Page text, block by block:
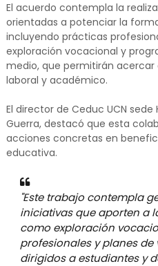
El acuerdo contempla la
orientadas a potenciar la
incluyendo prácticas
exploración vocacional y
medio, que permitirán acercar
laboral y académico.
El director de Ceduc UCN
Guerra, destacó que esta
acciones concretas en
educativa.
"Este trabajo contempla
iniciativas que aporten a
como exploración
profesionales y planes
dirigidos a estudiantes y